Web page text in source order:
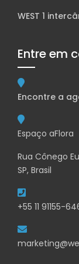
WEST 1
Entre em
Encontre a
Espaço aFlora
Rua Cônego
SP, Brasil
+55 11 91155-